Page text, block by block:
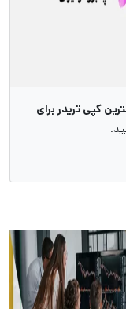
کپی تریدر برای